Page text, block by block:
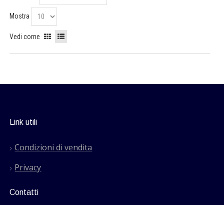
Mostra
Vedi come
Link utili
Condizioni di vendita
Privacy
Contatti